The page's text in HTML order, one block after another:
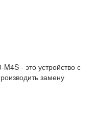
- это устройство с
замену